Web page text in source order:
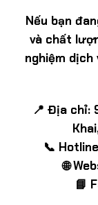
Nếu bạn
và chất
nghiệm dịch
📍 Địa chỉ:
📞
🌐
📘